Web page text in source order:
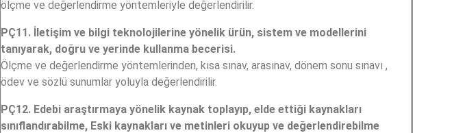
ölçme ve değerlendirme yöntemleriyle değerlendirilir.
PÇ11. İletişim ve bilgi teknolojilerine yönelik ürün, sistem ve modellerini
tanıyarak, doğru ve yerinde kullanma becerisi.
Ölçme ve değerlendirme yöntemlerinden, kısa sınav, arasınav, dönem sonu sınavı ,
ödev ve sözlü sunumlar yoluyla değerlendirilir.
PÇ12. Edebi araştırmaya yönelik kaynak toplayıp, elde ettiği kaynakları
sınıflandırabilme, Eski kaynakları ve metinleri okuyup ve değerlendirebilme